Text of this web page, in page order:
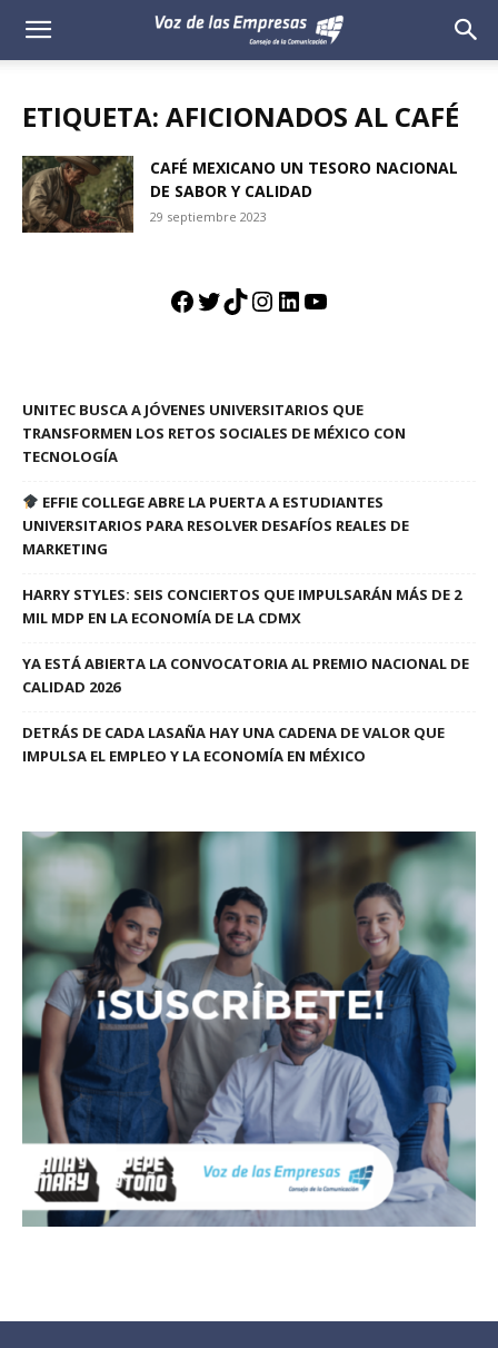
Voz
Empresas
ETIQUETA: AFICIONADOS AL CAFÉ
CAFÉ MEXICANO UN TESORO NACIONAL
DE SABOR Y CALIDAD
29 septiembre 2023
Facebook
Twitter
TikTok
Instagram
LinkedIn
YouTube
UNITEC BUSCA A JÓVENES UNIVERSITARIOS QUE
TRANSFORMEN LOS RETOS SOCIALES DE MÉXICO CON
TECNOLOGÍA
EFFIE COLLEGE ABRE LA PUERTA A ESTUDIANTES
UNIVERSITARIOS PARA RESOLVER DESAFÍOS REALES DE
MARKETING
HARRY STYLES: SEIS CONCIERTOS QUE IMPULSARÁN MÁS DE 2
MIL MDP EN LA ECONOMÍA DE LA CDMX
YA ESTÁ ABIERTA LA CONVOCATORIA AL PREMIO NACIONAL DE
CALIDAD 2026
DETRÁS DE CADA LASAÑA HAY UNA CADENA DE VALOR QUE
IMPULSA EL EMPLEO Y LA ECONOMÍA EN MÉXICO